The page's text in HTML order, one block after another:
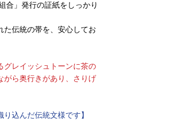
合」発行の証紙をしっかり
た伝統の帯を、安心してお
グレイッシュトーンに茶の
がら奥行きがあり、さりげ
込んだ伝統文様です】